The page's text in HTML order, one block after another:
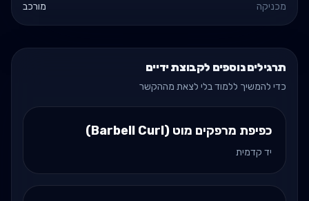
מכניקה
מורכב
תרגילים נוספים לקבוצת ידיים
כדי להמשיך ללמוד בלי לצאת מההקשר
כפיפת מרפקים מוט (Barbell Curl)
יד קדמית